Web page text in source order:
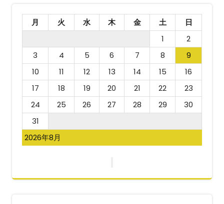
2026年8月
月 火 水 木 金 土
日
1
2
3
4 5 6 7 8
9
10
11 12 13 14 15
16
17
18 19 20 21 22
23
24
25 26 27 28 29
30
31